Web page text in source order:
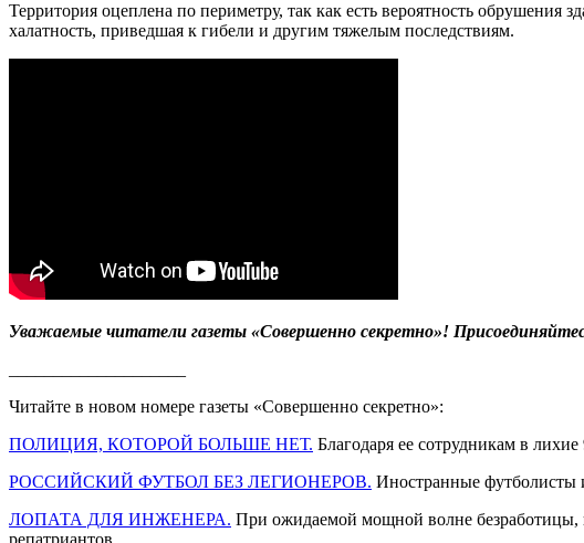
Территория оцеплена по периметру, так как есть вероятность
халатность, приведшая к гибели и другим тяжелым последствиям.
Уважаемые читатели газеты «Совершенно секретно»!
Читайте в новом номере газеты «Совершенно секретно»:
ПОЛИЦИЯ, КОТОРОЙ БОЛЬШЕ НЕТ. Благодаря ее сотрудникам в
РОССИЙСКИЙ ФУТБОЛ БЕЗ ЛЕГИОНЕРОВ. Иностранные футболисты
ЛОПАТА ДЛЯ ИНЖЕНЕРА. При ожидаемой мощной волне безработицы,